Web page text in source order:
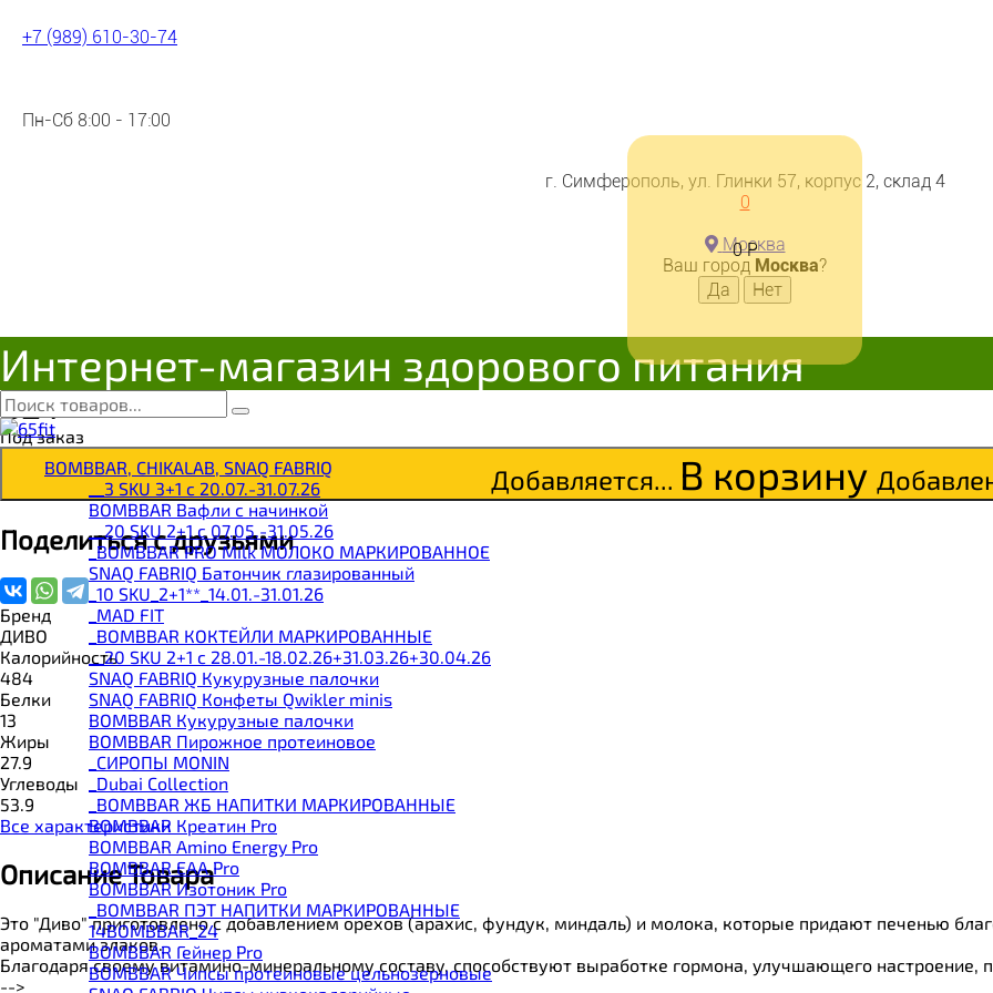
+7 (989) 610-30-74
Пн-Сб 8:00 - 17:00
г. Симферополь, ул. Глинки 57, корпус 2, склад 4
0
0Р
Москва
Ваш город Москва?
Интернет-магазин здорового питания
BOMBBAR, CHIKALAB, SNAQ FABRIQ
__3 SKU 3+1 с 20.07.-31.07.26
BOMBBAR Вафли с начинкой
__20 SKU 2+1 с 07.05.-31.05.26
_BOMBBAR PRO Milk МОЛОКО МАРКИРОВАННОЕ
SNAQ FABRIQ Батончик глазированный
_10 SKU_2+1**_14.01.-31.01.26
_MAD FIT
_BOMBBAR КОКТЕЙЛИ МАРКИРОВАННЫЕ
__20 SKU 2+1 с 28.01.-18.02.26+31.03.26+30.04.26
SNAQ FABRIQ Кукурузные палочки
SNAQ FABRIQ Конфеты Qwikler minis
BOMBBAR Кукурузные палочки
BOMBBAR Пирожное протеиновое
_CИРОПЫ MONIN
_Dubai Collection
_BOMBBAR ЖБ НАПИТКИ МАРКИРОВАННЫЕ
BOMBBAR Креатин Pro
BOMBBAR Amino Energy Pro
BOMBBAR EAA Pro
BOMBBAR Изотоник Pro
_BOMBBAR ПЭТ НАПИТКИ МАРКИРОВАННЫЕ
14BOMBBAR_24
BOMBBAR Гейнер Pro
BOMBBAR Чипсы протеиновые цельнозерновые
ДИВО-ОВСЯНОЕ Печенье со злаковыми хлопьями, молоком
4605169212118
Цена:
82Р
Под заказ
Добавляется... В корзину
Поделиться с друзьями
Бренд
ДИВО
Калорийность
484
Белки
13
Жиры
27.9
Углеводы
53.9
Все характеристики
Описание Товара
Это "Диво" приготовлено с добавлением орехов (арахис, фундук, миндаль) и молока, которые придают печенью
ароматами злаков.
Благодаря своему витамино-минеральному составу, способствуют выработке гормона, улучшающего настроение,
-->